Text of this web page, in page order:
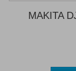
MAKITA